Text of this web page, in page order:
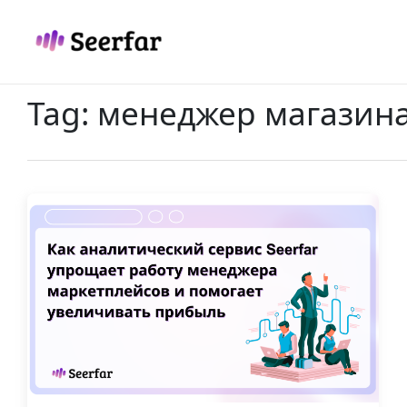
content
Tag: менеджер